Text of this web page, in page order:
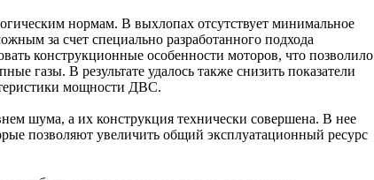
нормам. В выхлопах отсутствует минимальное
за счет специально разработанного подхода
конструкционные особенности моторов, что позволило
газы. В результате удалось также снизить показатели
мощности ДВС.
шума, а их конструкция технически совершена. В нее
позволяют увеличить общий эксплуатационный ресурс